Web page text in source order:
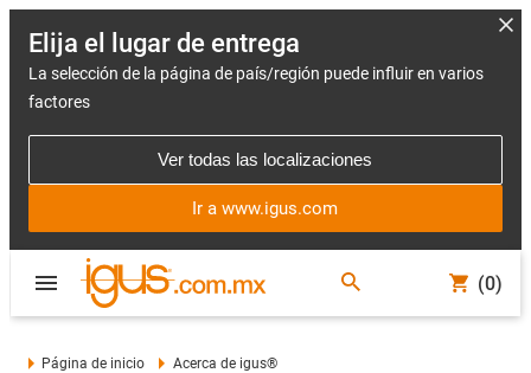
Elija el lugar de entrega
La selección de la página de país/región puede influir en varios
factores
Ver todas las localizaciones
Ir a www.igus.com
(0)
Página de inicio
Acerca de igus®